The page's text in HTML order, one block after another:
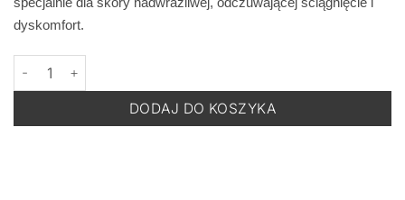
dyskomfort.
ilość BACK TO COMFORT UREAVIT - Odżywczy Olejek do
DODAJ DO KOSZYKA